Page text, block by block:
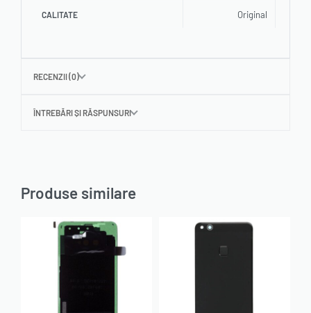
CALITATE Original
RECENZII (0)
ÎNTREBĂRI ȘI RĂSPUNSURI
Produse similare